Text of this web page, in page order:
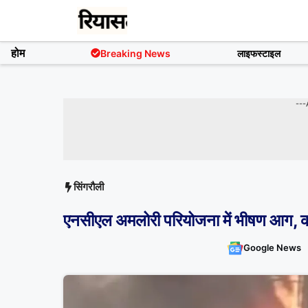
content
होम
Breaking News लाइफस्टाइल
---
सिंगरौली
एनसीएल अमलोरी परियोजना में भीषण आग,
Google News